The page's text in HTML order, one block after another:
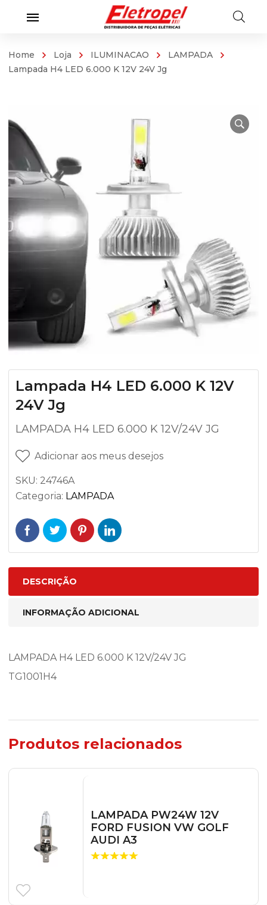
Home Loja ILUMINACAO
LAMPADA
Lampada H4 LED 6.000 K 12V 24V Jg
Lampada H4 LED 6.000 K 12V
24V Jg
LAMPADA H4 LED 6.000 K 12V/24V JG
Adicionar aos meus desejos
SKU: 24746A
Categoria: LAMPADA
DESCRIÇÃO
INFORMAÇÃO ADICIONAL
LAMPADA H4 LED 6.000 K 12V/24V JG
TG1001H4
Produtos relacionados
LAMPADA PW24W 12V
FORD FUSION VW GOLF
AUDI A3